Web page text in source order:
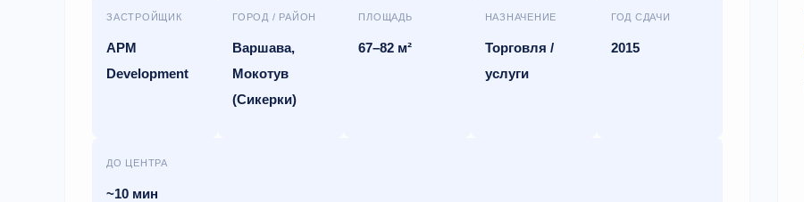
ЗАСТРОЙЩИК
APM
Development
ГОРОД / РАЙОН
Варшава,
Мокотув
(Сикерки)
ПЛОЩАДЬ
67–82 м²
НАЗНАЧЕНИЕ
Торговля /
услуги
ГОД СДАЧИ
2015
ДО ЦЕНТРА
~10 мин